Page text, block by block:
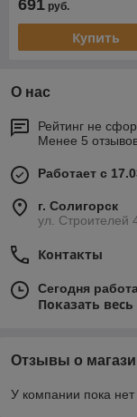
691 руб.
Купить
О нас
Рейтинг не
Менее 5
Работает с
г. Солигорск
ул. Строителей
Контакты
Сегодня
Показать
Отзывы о
У компании пока